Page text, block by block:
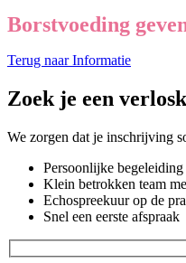
Borstvoeding
Terug naar Informatie
Zoek je een
We zorgen dat je inschrijving
Persoonlijke
Klein betrokken team
Echospreekuur op de
Snel een eerste afspraak